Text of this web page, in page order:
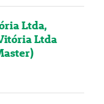
Ltda,
Ltda